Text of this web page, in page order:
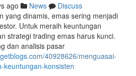
ago News
Discuss
yang dinamis, emas sering menjadi
Untuk meraih keuntungan
strategi trading emas harus kunci.
dan analisis pasar
40928626/menguasai-
keuntungan-konsisten